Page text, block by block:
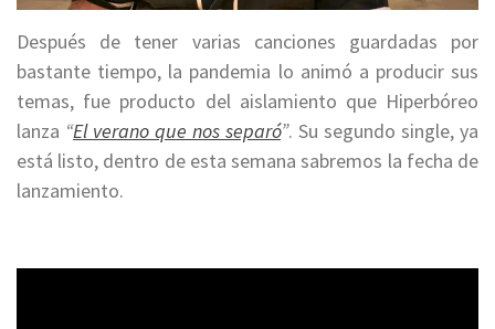
Después de tener varias canciones guardadas por
bastante tiempo, la pandemia lo animó a producir sus
temas, fue producto del aislamiento que Hiperbóreo
lanza “El verano que nos separó”. Su segundo single, ya
está listo, dentro de esta semana sabremos la fecha de
lanzamiento.